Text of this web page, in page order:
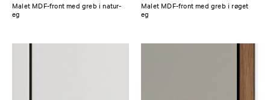
Malet MDF-front med greb i natur-
eg
Malet MDF-front med greb i røget
eg